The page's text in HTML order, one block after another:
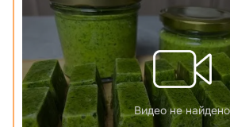
Видео не найдено